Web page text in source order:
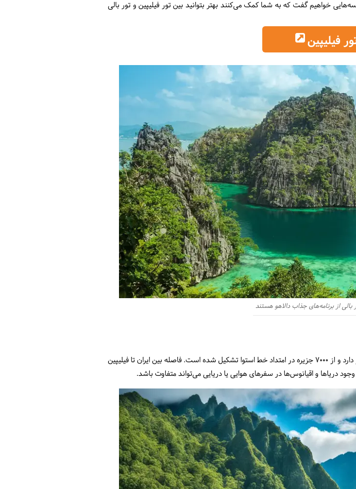
خواهیم گفت که به شما کمک می‌کنند بهتر بتوانید بین تور فیلیپین و تور بالی
فیلیپین
بالی از برنامه‌های جذاب دالاهو هستند
کشور فیلیپین در جنوب شرقی آسیا و در دل اقیانوس آرام غربی قرار دارد و از ۷۰۰۰ جزیره در امتداد خط استوا تشکیل شده است. فاصله بین ایران تا فیلیپین